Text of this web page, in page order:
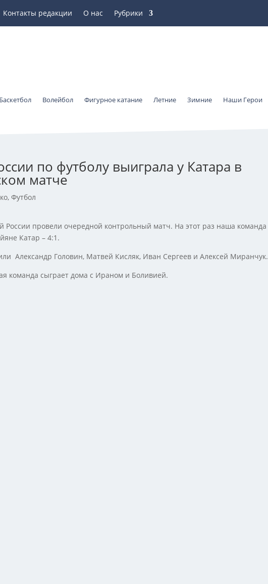
Контакты редакции О нас Рубрики
Баскетбол Волейбол Фигурное катание Летние Зимние Наши Герои
по футболу выиграла у Катара в
матче
,Футбол
России провели очередной контрольный матч. На этот раз наша команда
Катар – 4:1.
Александр Головин, Матвей Кисляк, Иван Сергеев и Алексей Миранчук.
команда сыграет дома с Ираном и Боливией.